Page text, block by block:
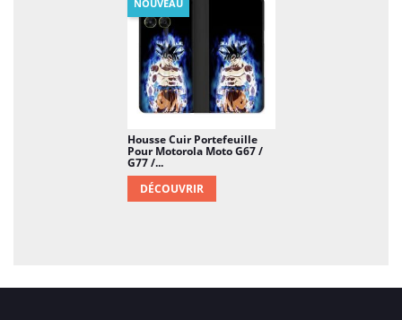
Housse Cuir Portefeuille
Pour Motorola Moto G67 /
G77 /...
DÉCOUVRIR
NOUVEAU